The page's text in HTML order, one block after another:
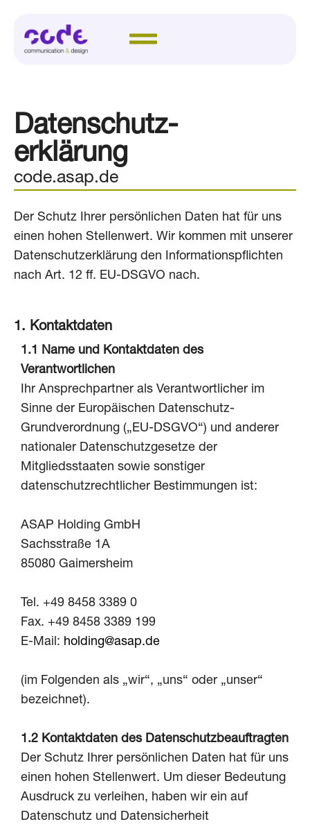
Daten­schutz­
erklärung
code.asap.de
Der Schutz Ihrer persönlichen Daten hat für uns
einen hohen Stellenwert. Wir kommen mit unserer
Daten­schutz­erklärung den Informations­pflichten
nach Art. 12 ff. EU-DSGVO nach.
1. Kontaktdaten
1.1 Name und Kontaktdaten des
Verantwortlichen
Ihr Ansprechpartner als Verantwortlicher im
Sinne der Europäischen Datenschutz-
Grundverordnung („EU-DSGVO“) und anderer
nationaler Datenschutzgesetze der
Mitgliedsstaaten sowie sonstiger
datenschutzrechtlicher Bestimmungen ist:
ASAP Holding GmbH
Sachsstraße 1A
85080 Gaimersheim
Tel. +49 8458 3389 0
Fax. +49 8458 3389 199
E-Mail: holding@asap.de
(im Folgenden als „wir“, „uns“ oder „unser“
bezeichnet).
1.2 Kontaktdaten des Datenschutzbeauftragten
Der Schutz Ihrer persönlichen Daten hat für uns
einen hohen Stellenwert. Um dieser Bedeutung
Ausdruck zu verleihen, haben wir ein auf
Datenschutz und Datensicherheit